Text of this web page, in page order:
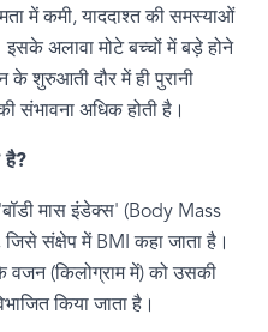
में कमी,याददाश्त की समस्याओं
अलावा मोटे बच्चों में बड़े होने
के शुरुआती दौर में ही पुरानी
संभावना अधिक होती है।
है?
'बॉडी मास इंडेक्स' (Body Mass
जिसे संक्षेप में BMIकहा जाता है।
वजन (किलोग्राम में) को उसकी
किया जाता है।